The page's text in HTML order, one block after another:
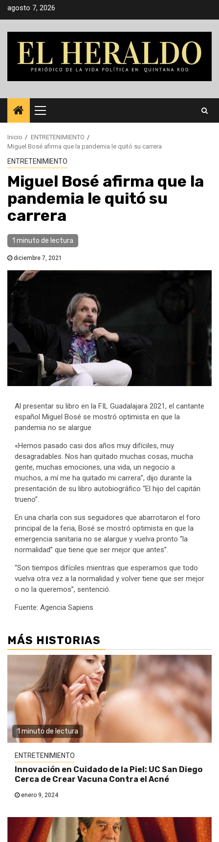
Saltar
agosto 7, 2026
Menú
principal
Inicio
ENTRETENIMIENTO
Miguel Bosé afirma que la pandemia le quitó su carrera
ENTRETENIMIENTO
Miguel Bosé afirma que la
pandemia le quitó su
carrera
1 minuto de lectura
diciembre 7, 2021
Al presentar su libro en la FIL Guadalajara 2021, el cantante
español Miguel Bosé se mostró optimista en que la
pandemia no se alargue
«Hemos pasado casi dos años muy difíciles, muy
desagradables. Nos han quitado muchas cosas, mucha
gente, muchas emociones, una vida, un negocio a
muchos, a mí me ha quitado mi carrera”, dijo durante la
presentación de su libro autobiográfico “El hijo del capitán
trueno”.
En una charla con sus seguidores que abarrotaron el foro
principal de la feria, Bosé se mostró optimista en que la
emergencia sanitaria no se alargue y vuelva pronto “la
normalidad” que tiene que ser mejor que antes”.
“Son tiempos difíciles mientras que esperamos que todo
vuelva otra vez a la normalidad y volver tiene que ser mejor
o no la queremos”, sentenció.
Fuente: Agencia Sapiens
MÁS HISTORIAS
1 minuto de lectura
ENTRETENIMIENTO
Innovación en Cuidado de la Piel: UC San Diego
Cerca de Crear Vacuna Contra el Acné
enero 9, 2024